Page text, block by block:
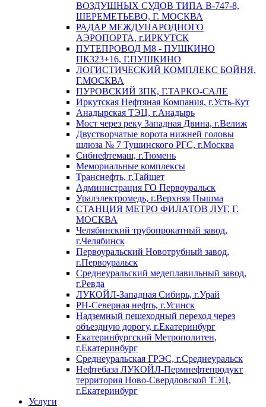
ВОЗДУШНЫХ СУДОВ ТИПА В-747-8,
ШЕРЕМЕТЬЕВО, Г. МОСКВА
РАДАР МЕЖДУНАРОДНОГО
АЭРОПОРТА, г.ИРКУТСК
ПУТЕПРОВОД М8 - ПУШКИНО
ПК323+16, Г.ПУШКИНО
ЛОГИСТИЧЕСКИЙ КОМПЛЕКС БОЙНЯ,
Г.МОСКВА
ПУРОВСКИЙ ЗПК, Г.ТАРКО-САЛЕ
Иркутская Нефтяная Компания, г.Усть-Кут
Анадырская ТЭЦ, г.Анадырь
Мост через реку Западная Двина, г.Велиж
Двустворчатые ворота нижней головы
шлюза № 7 Тушинского РГС, г.Москва
Сибнефтемаш, г.Тюмень
Мемориальные комплексы
Транснефть, г.Тайшет
Администрация ГО Первоуральск
Уралэлектромедь, г.Верхняя Пышма
СТАНЦИЯ МЕТРО ФИЛАТОВ ЛУГ, Г.
МОСКВА
Челябинский трубопрокатный завод,
г.Челябинск
Первоуральский Новотрубный завод,
г.Первоуральск
Среднеуральский медеплавильный завод,
г.Ревда
ЛУКОЙЛ-Западная Сибирь, г.Урай
РН-Северная нефть, г.Усинск
Надземный пешеходный переход через
объездную дорогу, г.Екатеринбург
Екатеринбургский Метрополитен,
г.Екатеринбург
Среднеуральская ГРЭС, г.Среднеуральск
Нефтебаза ЛУКОЙЛ-Пермнефтепродукт
территория Ново-Свердловской ТЭЦ,
г.Екатеринбург
Услуги